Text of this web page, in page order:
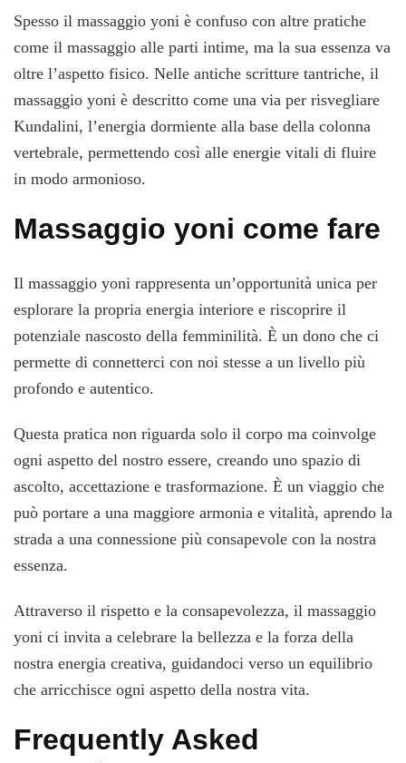
Spesso il massaggio yoni è confuso con altre pratiche
come il massaggio alle parti intime, ma la sua essenza va
oltre l’aspetto fisico. Nelle antiche scritture tantriche, il
massaggio yoni è descritto come una via per risvegliare
Kundalini, l’energia dormiente alla base della colonna
vertebrale, permettendo così alle energie vitali di fluire
in modo armonioso.
Massaggio yoni come fare
Il massaggio yoni rappresenta un’opportunità unica per
esplorare la propria energia interiore e riscoprire il
potenziale nascosto della femminilità. È un dono che ci
permette di connetterci con noi stesse a un livello più
profondo e autentico.
Questa pratica non riguarda solo il corpo ma coinvolge
ogni aspetto del nostro essere, creando uno spazio di
ascolto, accettazione e trasformazione. È un viaggio che
può portare a una maggiore armonia e vitalità, aprendo la
strada a una connessione più consapevole con la nostra
essenza.
Attraverso il rispetto e la consapevolezza, il massaggio
yoni ci invita a celebrare la bellezza e la forza della
nostra energia creativa, guidandoci verso un equilibrio
che arricchisce ogni aspetto della nostra vita.
Frequently Asked